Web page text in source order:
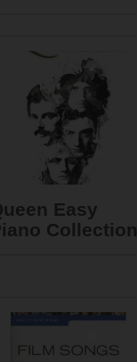
Easy
Collection